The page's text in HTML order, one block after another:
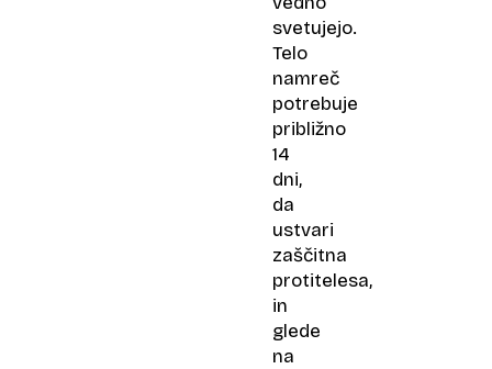
svetujejo.
Telo
namreč
potrebuje
približno
14
dni,
da
ustvari
zaščitna
protitelesa,
in
glede
na